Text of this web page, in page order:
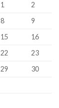
1
2
8
9
15
16
22
23
29
30